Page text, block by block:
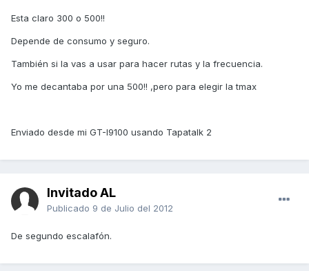
Esta claro 300 o 500!!
Depende de consumo y seguro.
También si la vas a usar para hacer rutas y la frecuencia.
Yo me decantaba por una 500!! ,pero para elegir la tmax
Enviado desde mi GT-I9100 usando Tapatalk 2
Invitado AL
Publicado 9 de Julio del 2012
De segundo escalafón.